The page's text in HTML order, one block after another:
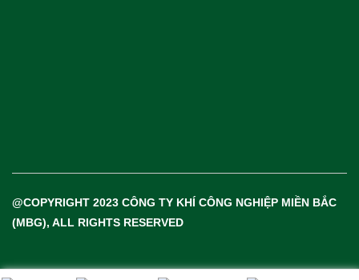
@COPYRIGHT 2023 CÔNG TY KHÍ CÔNG NGHIỆP MIỀN BẮC
(MBG), ALL RIGHTS RESERVED